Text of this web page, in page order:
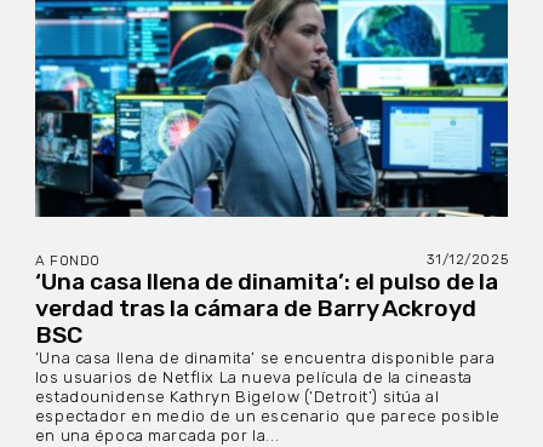
A FONDO 31/12/2025
‘Una casa llena de dinamita’: el pulso de la
verdad tras la cámara de Barry Ackroyd
BSC
‘Una casa llena de dinamita’ se encuentra disponible para
los usuarios de Netflix La nueva película de la cineasta
estadounidense Kathryn Bigelow (‘Detroit’) sitúa al
espectador en medio de un escenario que parece posible
en una época marcada por la...